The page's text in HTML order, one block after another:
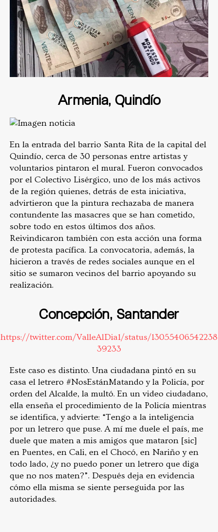
Armenia, Quindío
En la entrada del barrio Santa Rita de la capital del
Quindío, cerca de 30 personas entre artistas y
voluntarios pintaron el mural. Fueron convocados
por el Colectivo Lisérgico, uno de los más activos
de la región quienes, detrás de esta iniciativa,
advirtieron que la pintura rechazaba de manera
contundente las masacres que se han cometido,
sobre todo en estos últimos dos años.
Reivindicaron también con esta acción una forma
de protesta pacífica. La convocatoria, además, la
hicieron a través de redes sociales aunque en el
sitio se sumaron vecinos del barrio apoyando su
realización.
Concepción, Santander
https://twitter.com/ValleAlDia1/status/13055406542238
39233
Este caso es distinto. Una ciudadana pintó en su
casa el letrero #NosEstánMatando y la Policía, por
orden del Alcalde, la multó. En un video ciudadano,
ella enseña el procedimiento de la Policía mientras
se identifica, y advierte: “Tengo a la inteligencia
por un letrero que puse. A mí me duele el país, me
duele que maten a mis amigos que mataron [sic]
en Puentes, en Cali, en el Chocó, en Nariño y en
todo lado, ¿y no puedo poner un letrero que diga
que no nos maten?”. Después deja en evidencia
cómo ella misma se siente perseguida por las
autoridades.